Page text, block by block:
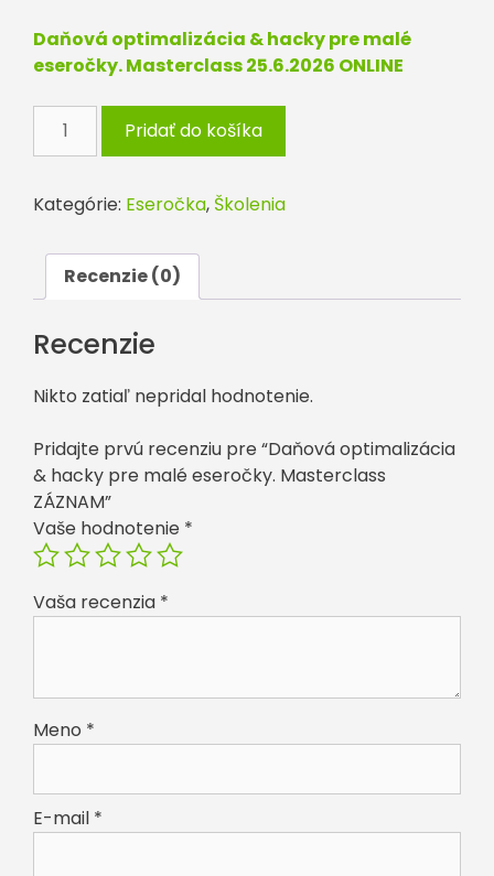
Daňová optimalizácia & hacky pre malé
eseročky. Masterclass 25.6.2026 ONLINE
množstvo
Daňová
&
hacky
pre
malé
eseročky.
Masterclass
ZÁZNAM
Pridať do košíka
Kategórie: Eseročka, Školenia
Recenzie (0)
Recenzie
Nikto zatiaľ nepridal hodnotenie.
Pridajte prvú recenziu pre “Daňová optimalizácia
& hacky pre malé eseročky. Masterclass
ZÁZNAM”
Vaše hodnotenie *
Vaša recenzia *
Meno *
E-mail *